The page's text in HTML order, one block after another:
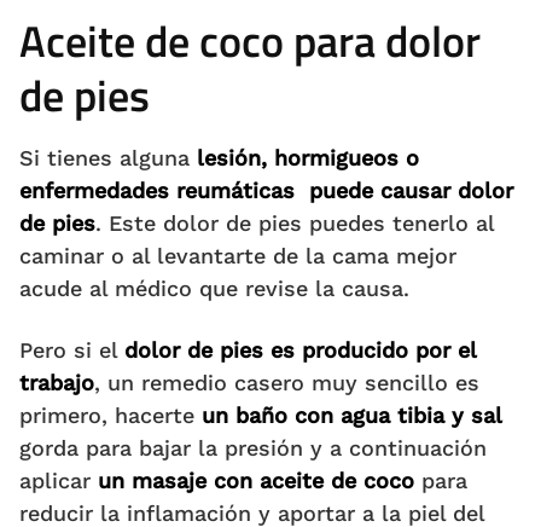
Aceite de coco para dolor
de pies
Si tienes alguna lesión, hormigueos o
enfermedades reumáticas puede causar dolor
de pies. Este dolor de pies puedes tenerlo al
caminar o al levantarte de la cama mejor
acude al médico que revise la causa.
Pero si el dolor de pies es producido por el
trabajo, un remedio casero muy sencillo es
primero, hacerte un baño con agua tibia y sal
gorda para bajar la presión y a continuación
aplicar un masaje con aceite de coco para
reducir la inflamación y aportar a la piel del